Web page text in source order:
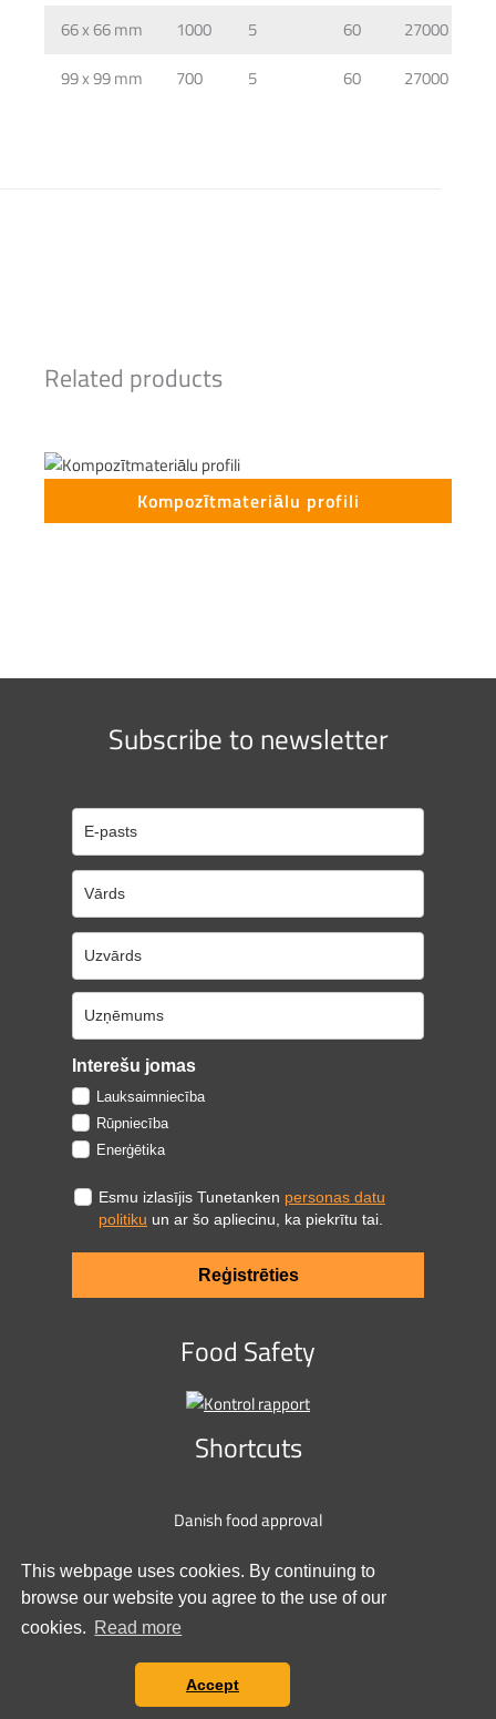
This webpage uses cookies. By continuing to
browse our website you agree to the use of our
cookies. Read more
Accept
66 x 66 mm 1000 5 60 27000
99 x 99 mm 700 5 60 27000
Related products
Kompozītmateriālu profili
Subscribe to newsletter
Interešu jomas
Lauksaimniecība
Rūpniecība
Enerģētika
Esmu izlasījis Tunetanken personas datu
politiku un ar šo apliecinu, ka piekrītu tai.
Reģistrēties
Food Safety
Shortcuts
Danish food approval
Privacy policy
Cookie policy